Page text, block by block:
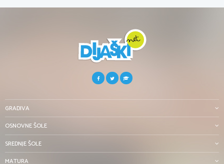
GRADIVA
OSNOVNE ŠOLE
SREDNJE ŠOLE
MATURA